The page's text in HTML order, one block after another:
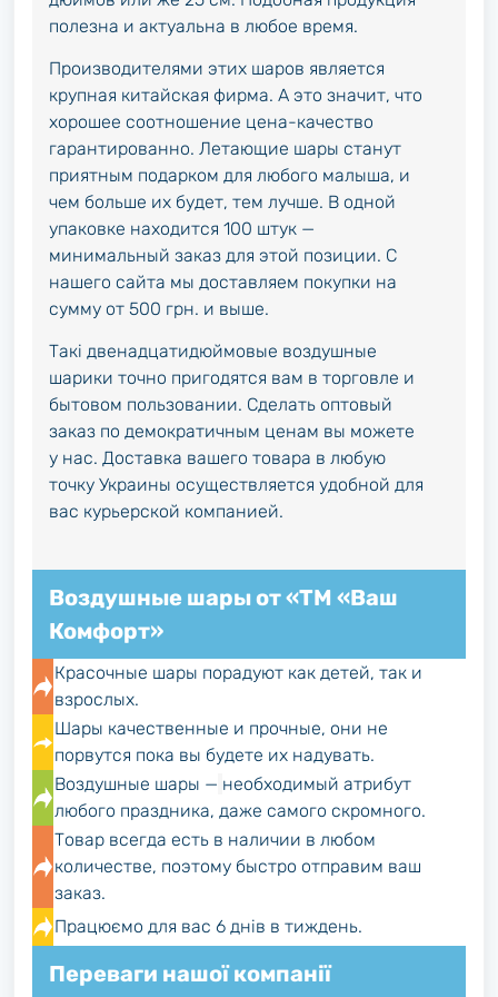
полезна и актуальна в любое время.
Производителями этих шаров является
крупная китайская фирма. А это значит, что
хорошее соотношение цена-качество
гарантированно. Летающие шары станут
приятным подарком для любого малыша, и
чем больше их будет, тем лучше. В одной
упаковке находится 100 штук —
минимальный заказ для этой позиции. С
нашего сайта мы доставляем покупки на
сумму от 500 грн. и выше.
Такі двенадцатидюймовые воздушные
шарики точно пригодятся вам в торговле и
бытовом пользовании. Сделать оптовый
заказ по демократичным ценам вы можете
у нас. Доставка вашего товара в любую
точку Украины осуществляется удобной для
вас курьерской компанией.
Воздушные шары от «ТМ «Ваш
Комфорт»
Красочные шары порадуют как детей, так и
взрослых.
Шары качественные и прочные, они не
порвутся пока вы будете их надувать.
Воздушные шары — необходимый атрибут
любого праздника, даже самого скромного.
Товар всегда есть в наличии в любом
количестве, поэтому быстро отправим ваш
заказ.
Працюємо для вас 6 днів в тиждень.
Переваги нашої компанії